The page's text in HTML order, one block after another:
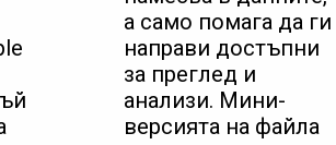
а само помага да ги
направи достъпни
за преглед и
анализи. Мини-
версията на файла